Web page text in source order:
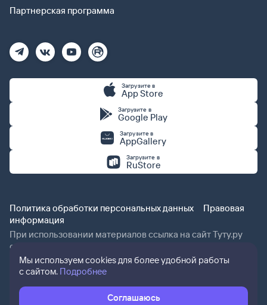
Партнерская программа
Загрузите в
App Store
Загрузите в
Google Play
Загрузите в
AppGallery
Загрузите в
RuStore
Политика обработки персональных данных
Правовая
информация
При использовании материалов ссылка на сайт Туту.ру
обязательна.
Мы используем cookies для более удобной работы
с сайтом. Подробнее
Соглашаюсь